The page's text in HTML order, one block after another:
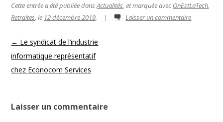
Cette entrée a été publiée dansActualités, et marquée avec OnEstLaTech,
Retraites, le 12 décembre 2019. | Laisser un commentaire
Navigation des articles
← Le syndicat de l’industrie
informatique représentatif
chez Econocom Services
Laisser un commentaire